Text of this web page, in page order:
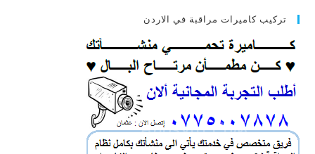
تركيب كاميرات مراقبة في الاردن